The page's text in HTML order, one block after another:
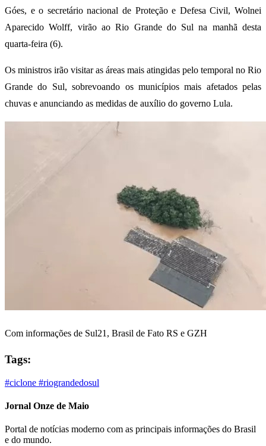
Góes, e o secretário nacional de Proteção e Defesa Civil, Wolnei
Aparecido Wolff, virão ao Rio Grande do Sul na manhã desta
quarta-feira (6).
Os ministros irão visitar as áreas mais atingidas pelo temporal no Rio
Grande do Sul, sobrevoando os municípios mais afetados pelas
chuvas e anunciando as medidas de auxílio do governo Lula.
Com informações de Sul21, Brasil de Fato RS e GZH
Tags:
#ciclone #riograndedosul
Jornal Onze de Maio
Portal de notícias moderno com as principais informações do Brasil
e do mundo.